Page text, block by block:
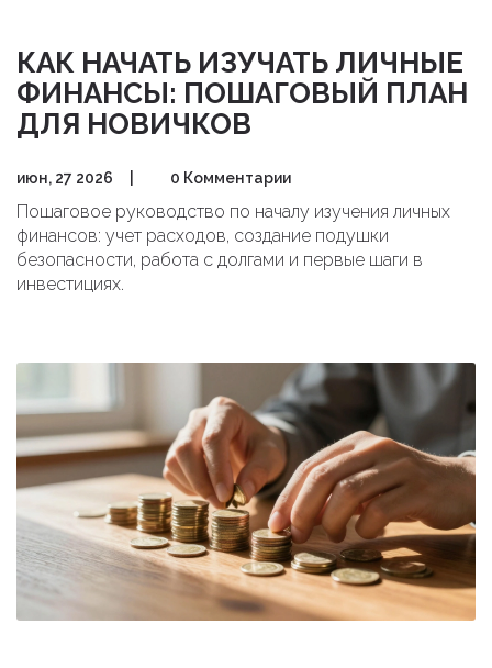
КАК НАЧАТЬ ИЗУЧАТЬ ЛИЧНЫЕ
ФИНАНСЫ: ПОШАГОВЫЙ ПЛАН
ДЛЯ НОВИЧКОВ
июн, 27 2026 0 Комментарии
Пошаговое руководство по началу изучения личных
финансов: учет расходов, создание подушки
безопасности, работа с долгами и первые шаги в
инвестициях.